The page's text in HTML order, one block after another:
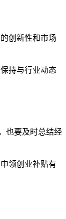
创新性和市场
持与行业动态
也要及时总结经
领创业补贴有